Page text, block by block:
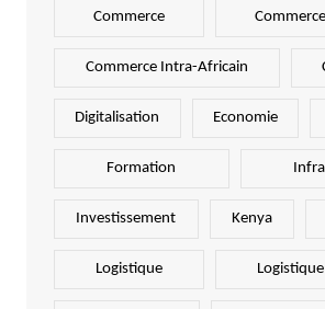
Commerce
Commerce Intra-Africain
Digitalisation Economie
Formation
Investissement Kenya
Logistique